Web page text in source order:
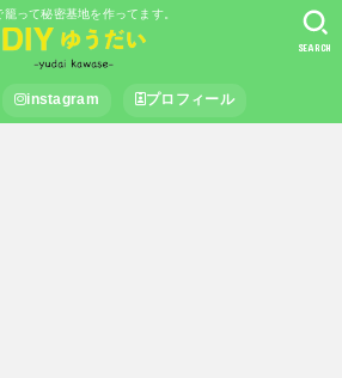
籠って秘密基地を作ってます。
instagram プロフィール
SEARCH